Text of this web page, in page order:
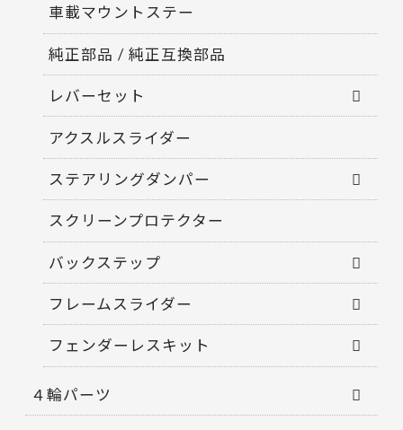
車載マウントステー
純正部品 / 純正互換部品
レバーセット
アクスルスライダー
ステアリングダンパー
スクリーンプロテクター
バックステップ
フレームスライダー
フェンダーレスキット
４輪パーツ